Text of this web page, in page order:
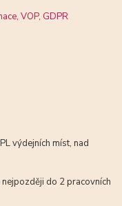
VOP, GDPR
výdejních míst, nad
do 2 pracovních